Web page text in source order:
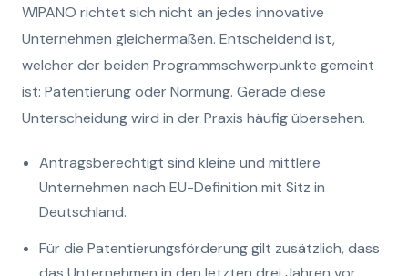
WIPANO richtet sich nicht an jedes innovative
Unternehmen gleichermaßen. Entscheidend ist,
welcher der beiden Programmschwerpunkte gemeint
ist: Patentierung oder Normung. Gerade diese
Unterscheidung wird in der Praxis häufig übersehen.
Antragsberechtigt sind kleine und mittlere
Unternehmen nach EU-Definition mit Sitz in
Deutschland.
Für die Patentierungsförderung gilt zusätzlich, dass